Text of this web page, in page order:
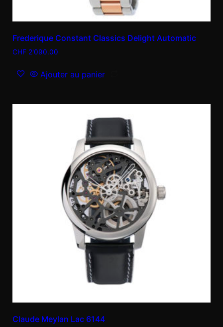
Frederique Constant Classics Delight Automatic
CHF 2'090.00
Ajouter au panier
Claude Meylan Lac 6144